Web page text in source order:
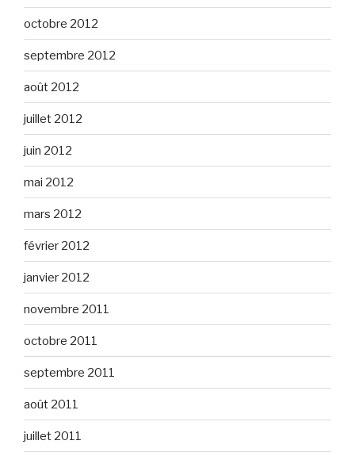
octobre 2012
septembre 2012
août 2012
juillet 2012
juin 2012
mai 2012
mars 2012
février 2012
janvier 2012
novembre 2011
octobre 2011
septembre 2011
août 2011
juillet 2011